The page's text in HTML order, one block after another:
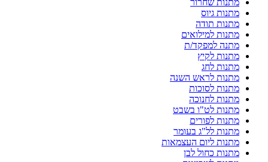
מתנות שחרור
מתנות גיוס
מתנות תודה
מתנות למילואים
מתנה למפקד/ת
מתנות לקיץ
מתנות לחג
מתנות לראש השנה
מתנות לסוכות
מתנות לחנוכה
מתנות לט"ו בשבט
מתנות לפורים
מתנות לל"ג בעומר
מתנות ליום העצמאות
מתנות כחול לבן